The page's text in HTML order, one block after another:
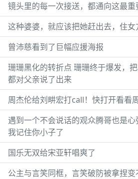
镜头里的每一次接送，都通向这最重
这种婆婆，就应该把她赶出去，住
曾沛慈看到了巨幅应援海报
珊珊黑化的转折点 珊珊终于爆发，
都对父亲说了出来
周杰伦给刘畊宏打call！快打开看看周
遇到一个不会说话的观众腾哥也是心
我记住你小子了
国乐无双给宋亚轩唱爽了
公主与言笑同框，言笑破防被拿捏